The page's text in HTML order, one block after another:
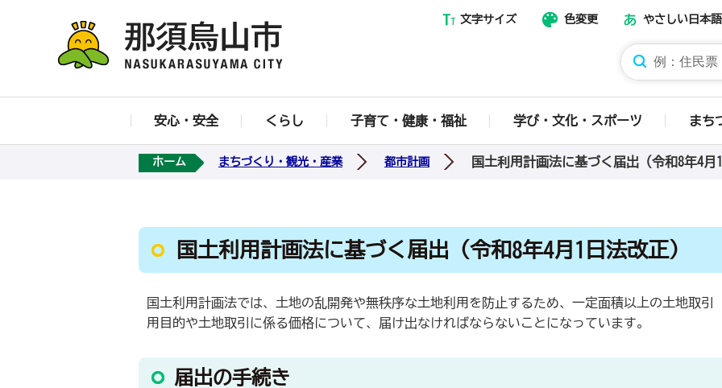
那須烏山市ホームページ
文字サイズ 色変更 やさしい日本語
安心・安全 くらし 子育て・健康・福祉 学び・文化・スポーツ まち
ホーム まちづくり・観光・産業 都市計画 国土利用計画法に基づく届出（令和8年4月
国土利用計画法に基づく届出（令和8年4月1日法改正）
国土利用計画法では、土地の乱開発や無秩序な土地利用を防止するため、一定面積以上の土地取引
用目的や土地取引に係る価格について、届け出なければならないことになっています。
届出の手続き